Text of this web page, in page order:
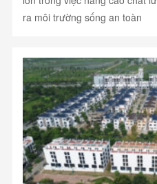
ra môi trường sống an toàn